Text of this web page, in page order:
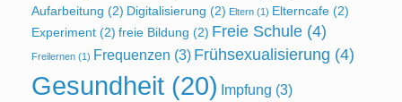
Aufarbeitung (2) Digitalisierung (2) Eltern (1) Elterncafe (2)
Experiment (2) freie Bildung (2) Freie Schule (4)
Freilernen (1) Frequenzen (3) Frühsexualisierung (4)
Gesundheit (20) Impfung (3)